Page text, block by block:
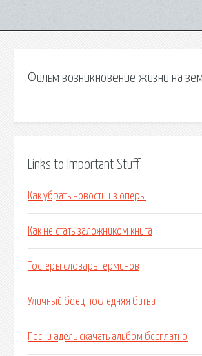
Фильм возникновение жизни на
Links to Important Stuff
Как убрать новости из оперы
Как не стать заложником книга
Тостеры словарь терминов
Уличный боец последняя битва
Песни адель скачать альбом бесплатно